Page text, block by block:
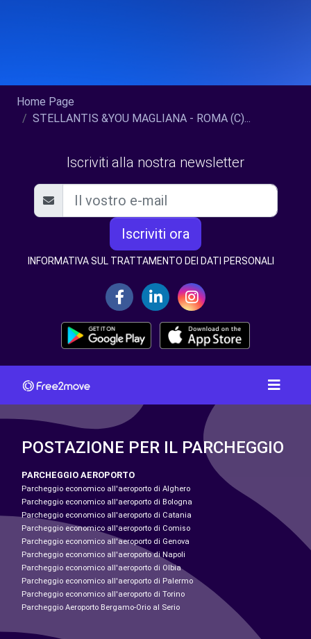
Home Page
STELLANTIS &YOU MAGLIANA - ROMA (C)...
Iscriviti alla nostra newsletter
Iscriviti ora
INFORMATIVA SUL TRATTAMENTO DEI DATI PERSONALI
POSTAZIONE PER IL PARCHEGGIO
PARCHEGGIO AEROPORTO
Parcheggio economico all'aeroporto di Alghero
Parcheggio economico all'aeroporto di Bologna
Parcheggio economico all'aeroporto di Catania
Parcheggio economico all'aeroporto di Comiso
Parcheggio economico all'aeroporto di Genova
Parcheggio economico all'aeroporto di Napoli
Parcheggio economico all'aeroporto di Olbia
Parcheggio economico all'aeroporto di Palermo
Parcheggio economico all'aeroporto di Torino
Parcheggio Aeroporto Bergamo-Orio al Serio